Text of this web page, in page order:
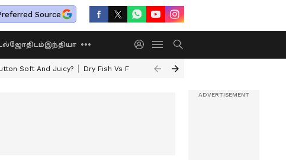
Source
ஜோதிடம்இந்தியா
Soft And Juicy? Dry Fish Vs Fresh Fish Today Rasi Palan